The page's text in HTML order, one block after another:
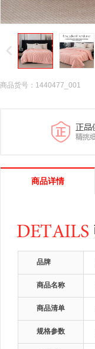
商品货号：1440477_001
商品详情
品牌
商品名称
商品清单
规格参数